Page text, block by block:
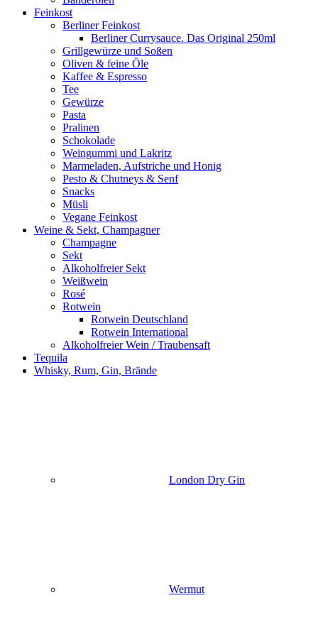
Feinkost
Berliner Feinkost
Berliner Currysauce. Das Original 250ml
Grillgewürze und Soßen
Oliven & feine Öle
Kaffee & Espresso
Tee
Gewürze
Pasta
Pralinen
Schokolade
Weingummi und Lakritz
Marmeladen, Aufstriche und Honig
Pesto & Chutneys & Senf
Snacks
Müsli
Vegane Feinkost
Weine & Sekt, Champagner
Champagne
Sekt
Alkoholfreier Sekt
Weißwein
Rosé
Rotwein
Rotwein Deutschland
Rotwein International
Alkoholfreier Wein / Traubensaft
Tequila
Whisky, Rum, Gin, Brände
London Dry Gin
Wermut